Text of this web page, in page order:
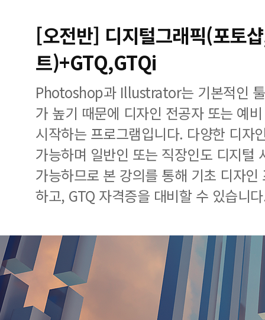
[오전반] 디지털그래픽(포토
트)+GTQ,GTQi
Photoshop과 Illustrator는 기본적인
가 높기 때문에 디자인 전공자 또는 예
시작하는 프로그램입니다. 다양한 디자
가능하며 일반인 또는 직장인도 디지털
가능하므로 본 강의를 통해 기초 디자
하고, GTQ 자격증을 대비할 수 있습니